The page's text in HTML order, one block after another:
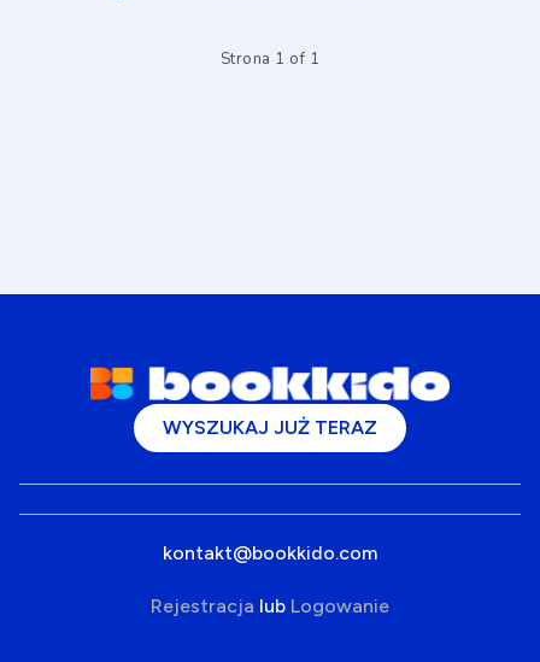
Strona 1 of 1
WYSZUKAJ JUŻ TERAZ
kontakt@bookkido.com
Rejestracja lub Logowanie